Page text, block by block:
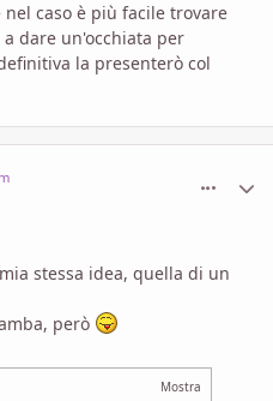
caso è più facile trovare
dare un'occhiata per
la presenterò col
stessa idea, quella di un
però